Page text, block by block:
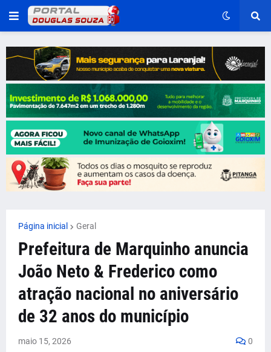
Página inicial Geral
Prefeitura de Marquinho anuncia
João Neto & Frederico como
atração nacional no aniversário
de 32 anos do município
maio 15, 2026 0